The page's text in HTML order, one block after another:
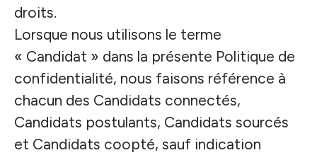
droits.
Lorsque nous utilisons le terme
« Candidat » dans la présente Politique de
confidentialité, nous faisons référence à
chacun des Candidats connectés,
Candidats postulants, Candidats sourcés
et Candidats coopté, sauf indication